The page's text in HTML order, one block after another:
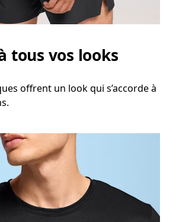
tous vos looks
offrent un look qui s’accorde à